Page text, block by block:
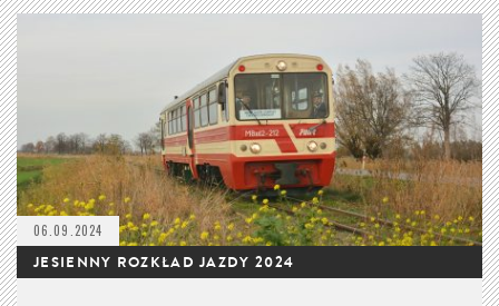
06.09.2024
JESIENNY ROZKŁAD JAZDY 2024